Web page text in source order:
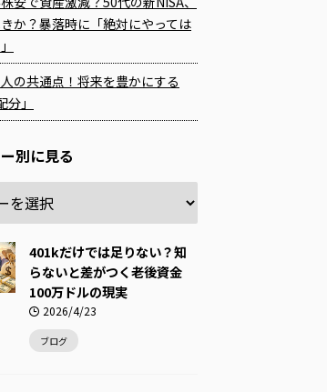
か？暴落時に「絶対にやっては
の共通点！将来を豊かにする
分」
別に見る
401kだけでは足りない？知
らないと差がつく老後資金
100万ドルの現実
2026/4/23
ブログ